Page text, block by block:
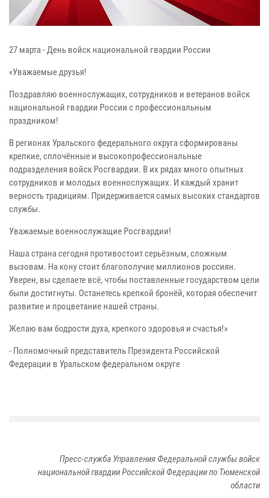
27 марта - День войск национальной гвардии России
«Уважаемые друзья!
Поздравляю военнослужащих, сотрудников и ветеранов войск
национальной гвардии России с профессиональным
праздником!
В регионах Уральского федерального округа сформированы
крепкие, сплочённые и высокопрофессиональные
подразделения войск Росгвардии. В их рядах много опытных
сотрудников и молодых военнослужащих. И каждый хранит
верность традициям. Придерживается самых высоких стандартов
службы.
Уважаемые военнослужащие Росгвардии!
Наша страна сегодня противостоит серьёзным, сложным
вызовам. На кону стоит благополучие миллионов россиян.
Уверен, вы сделаете всё, чтобы поставленные государством цели
были достигнуты. Останетесь крепкой бронёй, которая обеспечит
развитие и процветание нашей страны.
Желаю вам бодрости духа, крепкого здоровья и счастья!»
- Полномочный представитель Президента Российской
Федерации в Уральском федеральном округе
Пресс-служба Управления Федеральной службы войск
национальной гвардии Российской Федерации по Тюменской
области